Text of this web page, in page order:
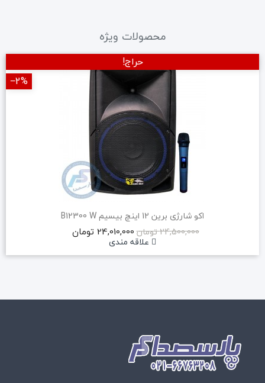
محصولات ویژه
اکو شارژی برین 12 اینچ بیسیم B12300 W
24,500,000 تومان
24,010,000 تومان
علاقه مندی
حراج!
‎−2%